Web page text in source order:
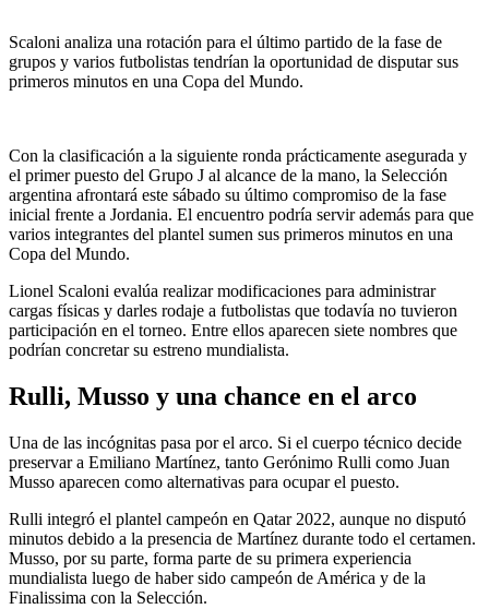
Scaloni analiza una rotación para el último partido de la fase de
grupos y varios futbolistas tendrían la oportunidad de disputar sus
primeros minutos en una Copa del Mundo.
Con la clasificación a la siguiente ronda prácticamente asegurada y
el primer puesto del Grupo J al alcance de la mano, la Selección
argentina afrontará este sábado su último compromiso de la fase
inicial frente a Jordania. El encuentro podría servir además para que
varios integrantes del plantel sumen sus primeros minutos en una
Copa del Mundo.
Lionel Scaloni evalúa realizar modificaciones para administrar
cargas físicas y darles rodaje a futbolistas que todavía no tuvieron
participación en el torneo. Entre ellos aparecen siete nombres que
podrían concretar su estreno mundialista.
Rulli, Musso y una chance en el arco
Una de las incógnitas pasa por el arco. Si el cuerpo técnico decide
preservar a Emiliano Martínez, tanto Gerónimo Rulli como Juan
Musso aparecen como alternativas para ocupar el puesto.
Rulli integró el plantel campeón en Qatar 2022, aunque no disputó
minutos debido a la presencia de Martínez durante todo el certamen.
Musso, por su parte, forma parte de su primera experiencia
mundialista luego de haber sido campeón de América y de la
Finalissima con la Selección.